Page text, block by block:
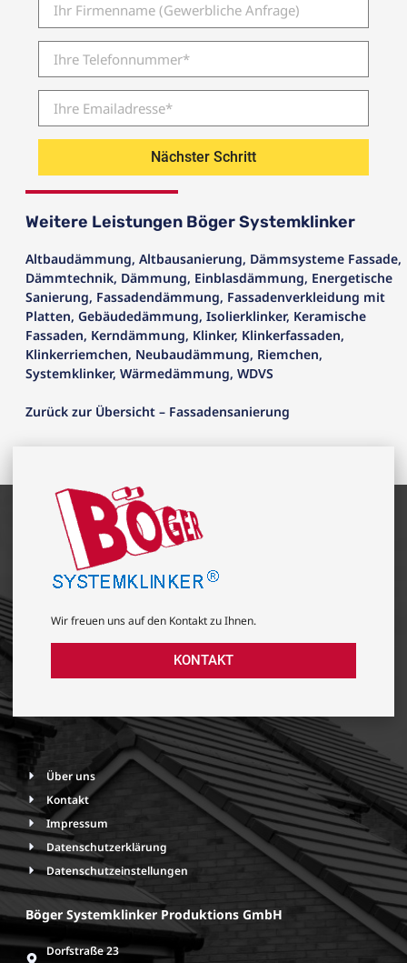
Nächster Schritt
Weitere Leistungen Böger Systemklinker
Altbaudämmung, Altbausanierung, Dämmsysteme Fassade,
Dämmtechnik, Dämmung, Einblasdämmung, Energetische
Sanierung, Fassadendämmung, Fassadenverkleidung mit
Platten, Gebäudedämmung, Isolierklinker, Keramische
Fassaden, Kerndämmung, Klinker, Klinkerfassaden,
Klinkerriemchen, Neubaudämmung, Riemchen,
Systemklinker, Wärmedämmung, WDVS
Zurück zur Übersicht – Fassadensanierung
Wir freuen uns auf den Kontakt zu Ihnen.
KONTAKT
Über uns
Kontakt
Impressum
Datenschutzerklärung
Datenschutzeinstellungen
Böger Systemklinker Produktions GmbH
Dorfstraße 23